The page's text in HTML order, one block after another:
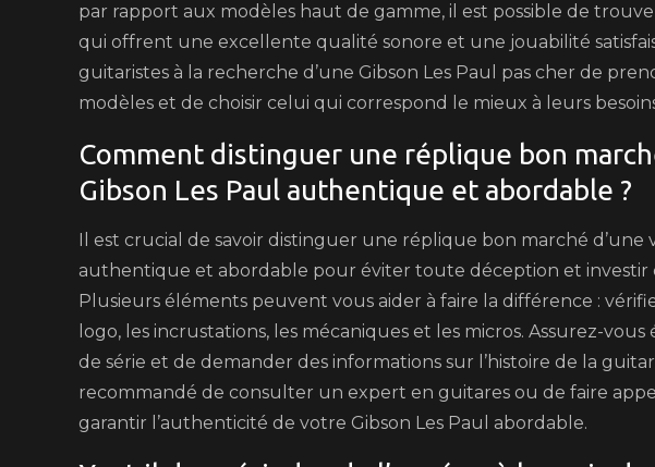
par rapport aux modèles haut de gamme, il est possible de
qui offrent une excellente qualité sonore et une jouabilité
guitaristes à la recherche d’une Gibson Les Paul pas cher de
modèles et de choisir celui qui correspond le mieux à leurs
Comment distinguer une réplique bon
Gibson Les Paul authentique et abordable ?
Il est crucial de savoir distinguer une réplique bon marché d’une
authentique et abordable pour éviter toute déception et investir
Plusieurs éléments peuvent vous aider à faire la différence :
logo, les incrustations, les mécaniques et les micros. Assurez-
de série et de demander des informations sur l’histoire de la
recommandé de consulter un expert en guitares ou de faire
garantir l’authenticité de votre Gibson Les Paul abordable.